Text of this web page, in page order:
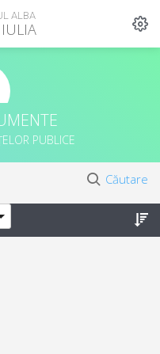
ALBA
PUBLICE
Căutare